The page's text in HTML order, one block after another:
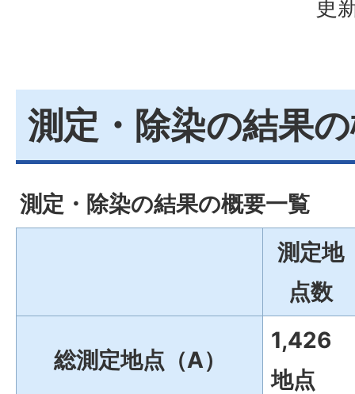
更
測定・除染の結果
測定・除染の結果の概要一覧
測定地
点数
総測定地点（A）
1,426
地点